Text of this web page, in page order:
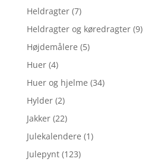
Heldragter (7)
Heldragter og køredragter (9)
Højdemålere (5)
Huer (4)
Huer og hjelme (34)
Hylder (2)
Jakker (22)
Julekalendere (1)
Julepynt (123)